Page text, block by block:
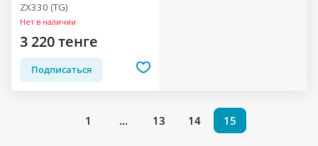
ZX330 (TG)
Нет в наличии
3 220 тенге
Подписаться
1 ... 13 14 15